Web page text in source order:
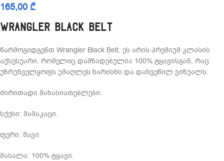
165,00 ₾
Wrangler Black Belt
წარმოგიდგენთ Wrangler Black Belt. ეს არის პრემიუმ კლასის
აქსესუარი, რომელიც დამზადებულია 100% ტყავისგან, რაც
უზრუნველყოფს უმაღლეს ხარისხს და დახვეწილ ვიზუალს.
ძირითადი მახასიათებლები:
სქესი: მამაკაცი.
ფერი: შავი.
მასალა: 100% ტყავი.